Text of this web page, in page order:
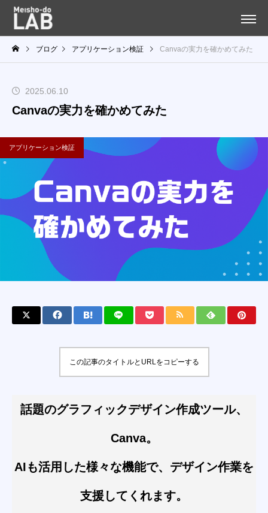
ブログ アプリケーション検証 Canvaの実力を確かめてみた
2025.06.10
Canvaの実力を確かめてみた
アプリケーション検証
この記事のタイトルとURLをコピーする
話題のグラフィックデザイン作成ツール、
Canva。
AIも活用した様々な機能で、デザイン作業を
支援してくれます。